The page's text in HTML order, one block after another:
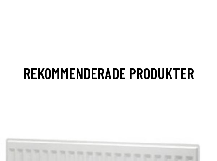
REKOMMENDERADE PRODUKTER